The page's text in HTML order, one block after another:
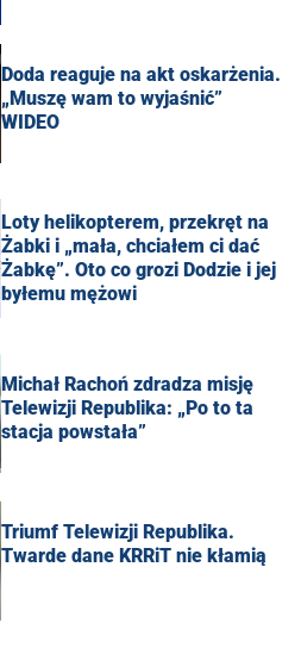
Doda reaguje na akt oskarżenia.
„Muszę wam to wyjaśnić”
WIDEO
Loty helikopterem, przekręt na
Żabki i „mała, chciałem ci dać
Żabkę”. Oto co grozi Dodzie i jej
byłemu mężowi
Michał Rachoń zdradza misję
Telewizji Republika: „Po to ta
stacja powstała”
Triumf Telewizji Republika.
Twarde dane KRRiT nie kłamią